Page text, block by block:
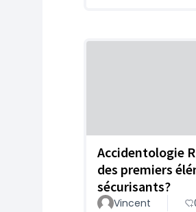
Accidentologie
des premiers
sécurisants?
Vincent